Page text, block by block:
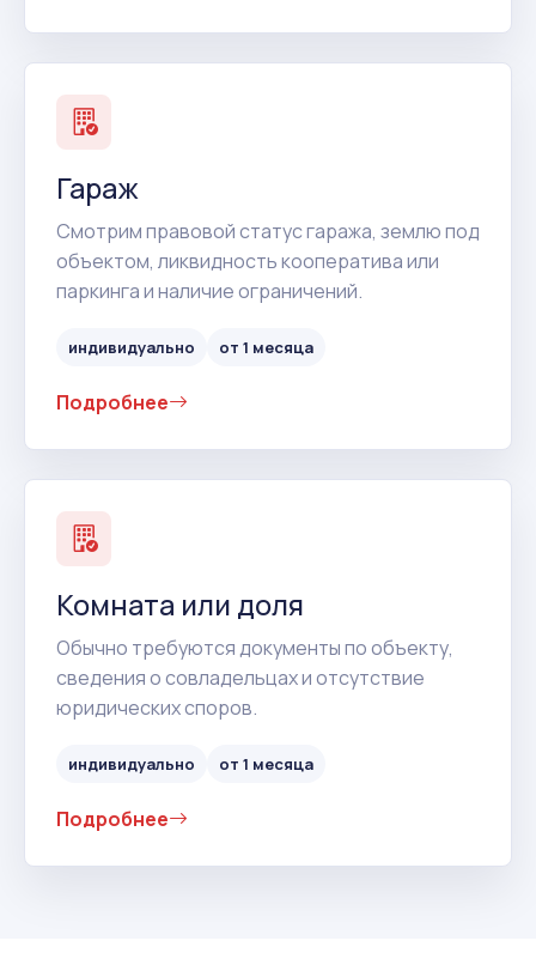
Гараж
Смотрим правовой статус гаража, землю под
объектом, ликвидность кооператива или
паркинга и наличие ограничений.
индивидуально от 1 месяца
Подробнее
Комната или доля
Обычно требуются документы по объекту,
сведения о совладельцах и отсутствие
юридических споров.
индивидуально от 1 месяца
Подробнее